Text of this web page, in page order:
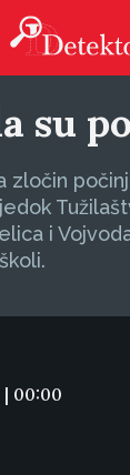
su
zločin
i
| 00:00